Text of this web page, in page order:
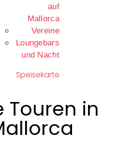
auf
Mallorca
Vereine
Loungebars
und Nacht
Speisekarte
Touren in